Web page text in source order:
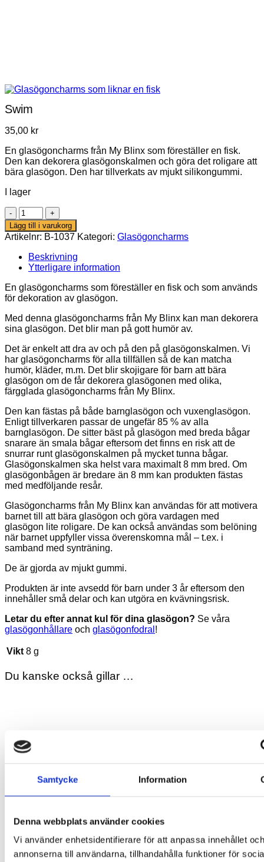
Samtycke Information
Denna webbplats använder cookies
Vi använder enhetsidentifierare för att anpassa innehållet och
annonserna till användarna, tillhandahålla funktioner för
Swim
35,00 kr
En glasögoncharms från My Blinx som föreställer en fisk.
Den kan dekorera glasögonskalmen och göra det roligare att
bära glasögon. Den har tillverkats av mjukt silikongummi.
I lager
Swim
mängd
Lägg till i varukorg
Artikelnr: B-1037 Kategori: Glasögoncharms
Beskrivning
Ytterligare information
En glasögoncharms som föreställer en fisk och som används
för dekoration av glasögon.
Med denna glasögoncharms från My Blinx kan man dekorera
sina glasögon. Det blir man på gott humör av.
Det är enkelt att dra av och på den på glasögonskalmen. Vi
har glasögoncharms för alla tillfällen så de kan matcha
humör, kläder, m.m. Det blir skojigare för barn att bära
glasögon om de får dekorera glasögonen med olika,
färgglada glasögoncharms från My Blinx.
Den kan fästas på både barnglasögon och vuxenglasögon.
Enligt tillverkaren passar de ungefär 85 % av alla
barnglasögon. De sitter bäst på glasögon med breda bågar
snarare än smala bågar eftersom det finns en risk att de
snurrar runt glasögonskalmen på mycket tunna bågar.
Glasögonskalmen ska helst vara maximalt 8 mm bred. Om
glasögonbågen är bredare än 8 mm kan produkten fästas
med medföljande resår.
Glasögoncharms från My Blinx kan användas för att motivera
barnet till att bära glasögon och göra vardagen med
glasögon lite roligare. De kan också användas som belöning
när barnet uppfyller vissa överenskomna mål – t.ex. i
samband med synträning.
De är gjorda av mjukt gummi.
Produkten är inte avsedd för barn under 3 år eftersom den
innehåller små delar och kan utgöra en kvävningsrisk.
Letar du efter annat kul för dina glasögon? Se våra
glasögonhållare och glasögonfodral !
Vikt 8 g
Du kanske också gillar …